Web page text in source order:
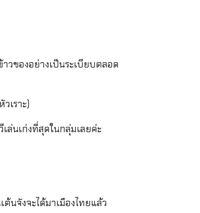
วของอย่างเป็นระเบียบตลอด
เราะ)
ล่นเก่งที่สุดในกลุ่มเลยค่ะ
นจังจะได้มาเมืองไทยแล้ว